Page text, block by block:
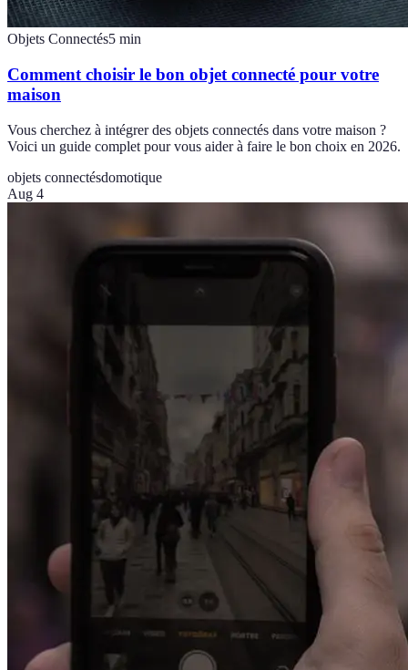
Objets Connectés5 min
Comment choisir le bon objet connecté pour votre
maison
Vous cherchez à intégrer des objets connectés dans votre maison ?
Voici un guide complet pour vous aider à faire le bon choix en 2026.
objets connectésdomotique
Aug 4